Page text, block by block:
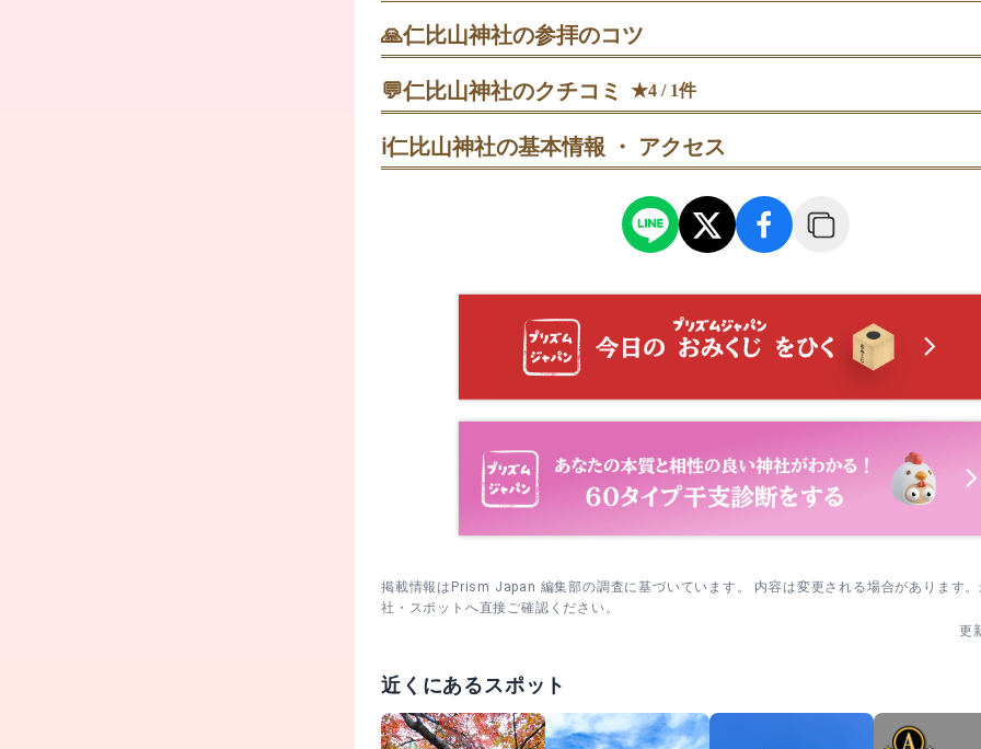
着いた雰囲気のなかで参拝しやすい（拝観無料）。
・ 11月下旬 紅葉と九年庵公開期｜紅葉の見頃と重なり参拝者が増える時期。平
較的ゆったり回れるという声も。
🙏仁比山神社の参拝のコツ
きやすい。
3. 参拝後は周辺の石造物をめぐる散策コースへ。約3km・3〜4時間の目安で、ゆ
💬仁比山神社のクチコミ ★4 / 1件
ℹ️仁比山神社の基本情報 ・ アクセス
掲載情報はPrism Japan 編集部の調査に基づいています。 内容は変更される場合があります
社・スポットへ直接ご確認ください。
更
近くにあるスポット